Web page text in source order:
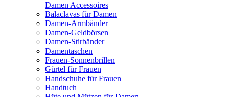
Damen Accessoires
Balaclavas für Damen
Damen-Armbänder
Damen-Geldbörsen
Damen-Stirbänder
Damentaschen
Frauen-Sonnenbrillen
Gürtel für Frauen
Handschuhe für Frauen
Handtuch